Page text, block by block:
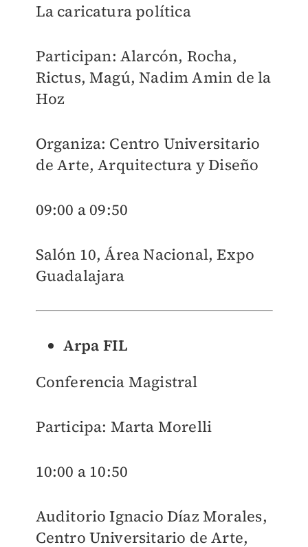
La caricatura política
Participan: Alarcón, Rocha,
Rictus, Magú, Nadim Amin de la
Hoz
Organiza: Centro Universitario
de Arte, Arquitectura y Diseño
09:00 a 09:50
Salón 10, Área Nacional, Expo
Guadalajara
Arpa FIL
Conferencia Magistral
Participa: Marta Morelli
10:00 a 10:50
Auditorio Ignacio Díaz Morales,
Centro Universitario de Arte,